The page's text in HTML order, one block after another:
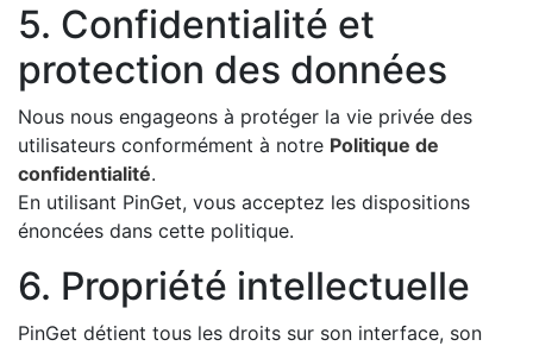
5. Confidentialité et
protection des données
Nous nous engageons à protéger la vie privée des
utilisateurs conformément à notre Politique de
confidentialité.
En utilisant PinGet, vous acceptez les dispositions
énoncées dans cette politique.
6. Propriété intellectuelle
PinGet détient tous les droits sur son interface, son